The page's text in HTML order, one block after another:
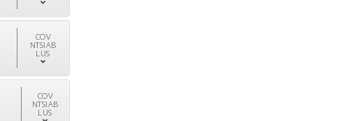
COV
NTSIAB
LUS
COV
NTSIAB
LUS